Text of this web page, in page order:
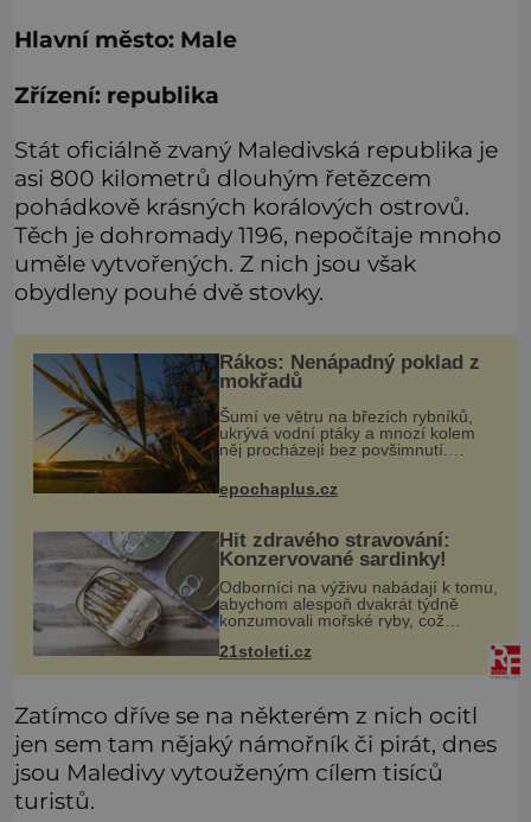
Hlavní město: Male
Zřízení: republika
Stát oficiálně zvaný Maledivská republika je
asi 800 kilometrů dlouhým řetězcem
pohádkově krásných korálových ostrovů.
Těch je dohromady 1196, nepočítaje mnoho
uměle vytvořených. Z nich jsou však
obydleny pouhé dvě stovky.
Rákos: Nenápadný poklad z
mokřadů
Šumí ve větru na březích rybníků,
ukrývá vodní ptáky a mnozí kolem
něj procházejí bez povšimnutí.
Přesto právě rákos pomáhal stavět
domy, vyrábět lodě, zapisovat první
texty a inspiroval řadu pověstí.
epochaplus.cz
Hit zdravého stravování:
Konzervované sardinky!
Odborníci na výživu nabádají k tomu,
abychom alespoň dvakrát týdně
konzumovali mořské ryby, což
ovšem může být zatěžující pro
peněženku. Dobrou zprávou je, že
21stoleti.cz
Zatímco dříve se na některém z nich ocitl
jen sem tam nějaký námořník či pirát, dnes
jsou Maledivy vytouženým cílem tisíců
turistů.